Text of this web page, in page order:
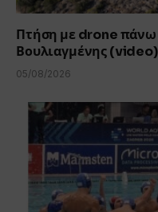
Πτήση με drone πάνω
Βουλιαγμένης (video)
05/08/2026